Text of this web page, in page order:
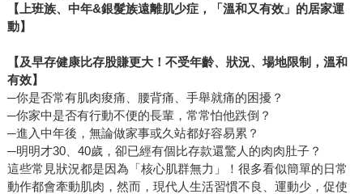
【上班族、中年&銀髮族遠離肌少症，「溫和又有效」的居家運
動】
【及早存健康比存股賺更大！不受年齡、狀況、場地限制，溫和
有效】
─你是否常有肌肉痠痛、腰背痛、手舉就痛的困擾？
─你家中是否有行動不便的長輩，常常怕他跌倒？
─進入中年後，無論做家事或久站都好容易累？
─明明才30、40歲，卻已經有個比存款還驚人的肉肉肚子？
這些常見狀況都是因為「核心肌群無力」！很多看似簡單的日常
動作都會牽動肌肉，然而，現代人生活習慣不良、運動少，促使